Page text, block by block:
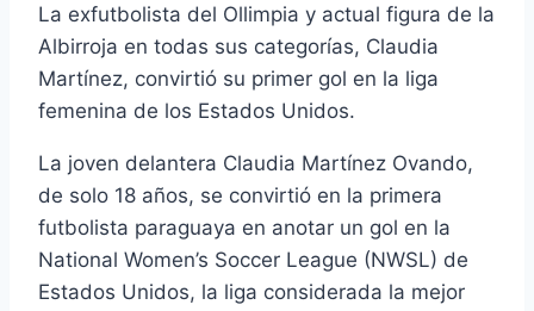
La exfutbolista del Ollimpia y actual figura de la
Albirroja en todas sus categorías, Claudia
Martínez, convirtió su primer gol en la liga
femenina de los Estados Unidos.
La joven delantera Claudia Martínez Ovando,
de solo 18 años, se convirtió en la primera
futbolista paraguaya en anotar un gol en la
National Women’s Soccer League (NWSL) de
Estados Unidos, la liga considerada la mejor